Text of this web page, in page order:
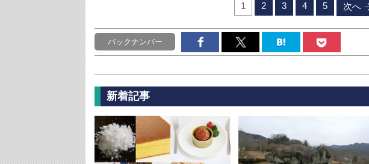
1 2 3 4 5 次へ
バックナンバー
新着記事